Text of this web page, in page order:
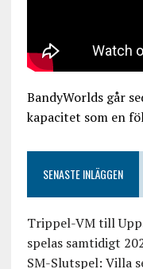
BandyWorlds går
kapacitet som en
SENASTE INLÄGGEN
Trippel-VM till
spelas samtidigt
SM-Slutspel: Villa